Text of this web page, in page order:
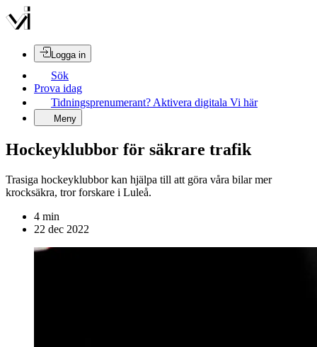
Logga in
Sök
Prova idag
Tidningsprenumerant? Aktivera digitala Vi här
Meny
Hockeyklubbor för säkrare trafik
Trasiga hockeyklubbor kan hjälpa till att göra våra bilar mer
krocksäkra, tror forskare i Luleå.
4 min
22 dec 2022